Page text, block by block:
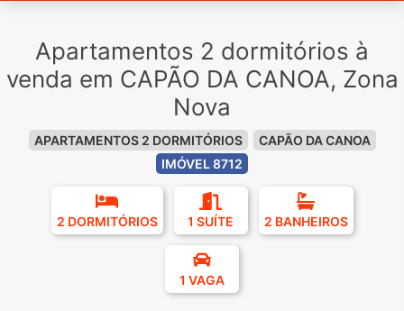
Apartamentos 2 dormitórios à
venda em CAPÃO DA CANOA, Zona
Nova
APARTAMENTOS 2 DORMITÓRIOS
CAPÃO DA CANOA
IMÓVEL 8712
2 DORMITÓRIOS 1 SUÍTE 2 BANHEIROS
1 VAGA